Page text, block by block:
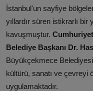
İstanbul'un sayfiye
yıllardır süren istikrarlı
kavuşmuştur.
Belediye Başkanı Dr.
Büyükçekmece
kültürü, sanatı ve çevreyi
uygulamaktadır.